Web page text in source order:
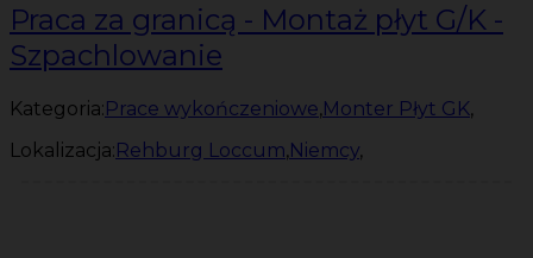
Praca za granicą - Montaż płyt G/K -
Szpachlowanie
Kategoria:Prace wykończeniowe,Monter Płyt GK,
Lokalizacja:Rehburg Loccum,Niemcy,